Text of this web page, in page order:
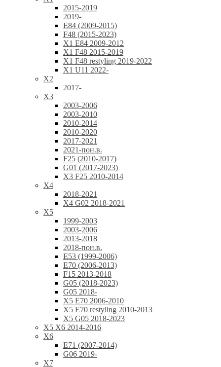
2015-2019
2019-
E84 (2009-2015)
F48 (2015-2023)
X1 E84 2009-2012
X1 F48 2015-2019
X1 F48 restyling 2019-2022
X1 U11 2022-
X2
2017-
X3
2003-2006
2003-2010
2010-2014
2010-2020
2017-2021
2021-пон.в.
F25 (2010-2017)
G01 (2017-2023)
X3 F25 2010-2014
X4
2018-2021
X4 G02 2018-2021
X5
1999-2003
2003-2006
2013-2018
2018-пон.в.
E53 (1999-2006)
E70 (2006-2013)
F15 2013-2018
G05 (2018-2023)
G05 2018-
X5 E70 2006-2010
X5 E70 restyling 2010-2013
X5 G05 2018-2023
X5 X6 2014-2016
X6
E71 (2007-2014)
G06 2019-
X7